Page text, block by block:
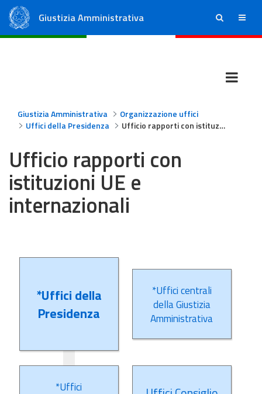
Giustizia Amministrativa ricerca menu
Giustizia Amministrativa
Organizzazione uffici
Uffici della Presidenza
Ufficio rapporti con istituzioni UE e internazionali
Ufficio rapporti con
istituzioni UE e
internazionali
*Uffici della
Presidenza
*Uffici centrali
della Giustizia
Amministrativa
*Uffici